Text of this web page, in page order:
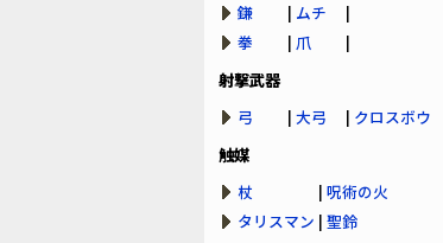
鎌 | ムチ |
拳 | 爪 |
射撃武器
弓 | 大弓 | クロスボウ
触媒
杖 | 呪術の火
タリスマン | 聖鈴